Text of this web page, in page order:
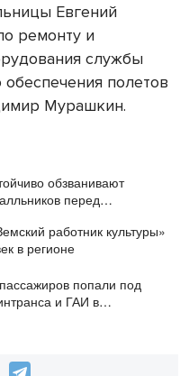
Евгений
ремонту и
службы
обеспечения полетов
Мурашкин.
обзванивают
перед
работник культуры»
в регионе
попали под
и ГАИ в